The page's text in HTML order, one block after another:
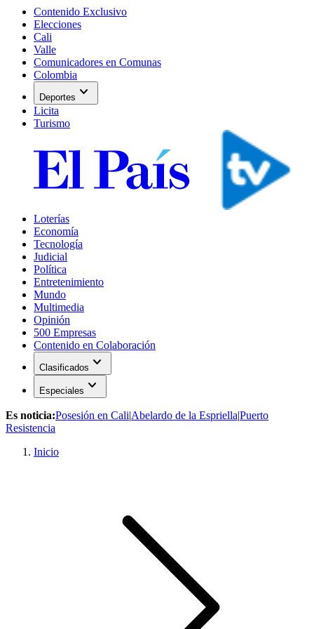
Contenido Exclusivo
Elecciones
Cali
Valle
Comunicadores en Comunas
Colombia
Deportes expand_more
Licita
Turismo
Loterías
Economía
Tecnología
Judicial
Política
Entretenimiento
Mundo
Multimedia
Opinión
500 Empresas
Contenido en Colaboración
Clasificados expand_more
Especiales expand_more
Es noticia:Posesión en Cali|Abelardo de la Espriella|Puerto
Resistencia
Inicio